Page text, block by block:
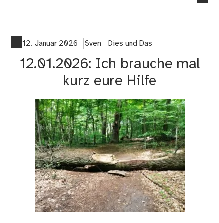
12. Januar 2026 Sven Dies und Das
12.01.2026: Ich brauche mal
kurz eure Hilfe